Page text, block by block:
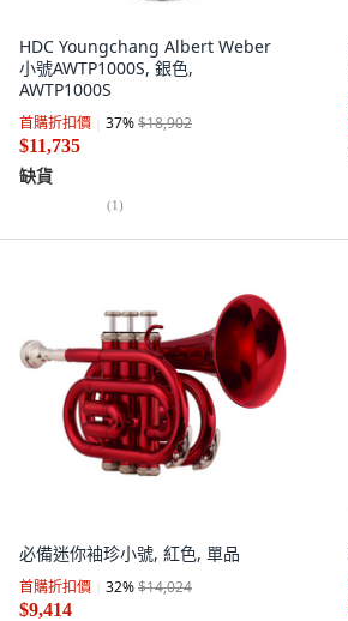
HDC Youngchang Albert Weber
小號AWTP1000S, 銀色,
AWTP1000S
首購折扣價 37%$18,902
$11,735
缺貨
(1)
必備迷你袖珍小號, 紅色, 單品
首購折扣價 32%$14,024
$9,414